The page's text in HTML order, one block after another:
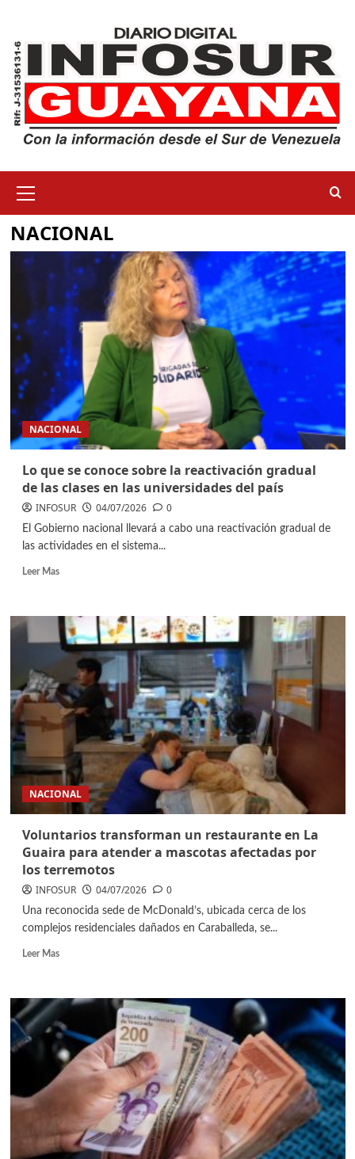
NACIONAL
NACIONAL
Lo que se conoce sobre la reactivación gradual
de las clases en las universidades del país
INFOSUR 04/07/2026 0
El Gobierno nacional llevará a cabo una reactivación gradual de
las actividades en el sistema...
Leer Mas
NACIONAL
Voluntarios transforman un restaurante en La
Guaira para atender a mascotas afectadas por
los terremotos
INFOSUR 04/07/2026 0
Una reconocida sede de McDonald’s, ubicada cerca de los
complejos residenciales dañados en Caraballeda, se...
Leer Mas